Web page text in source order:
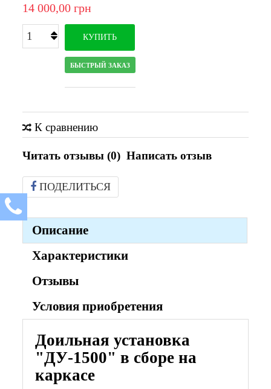
14 000,00 грн
КУПИТЬ
БЫСТРЫЙ ЗАКАЗ
К сравнению
Читать отзывы (0) Написать отзыв
ПОДЕЛИТЬСЯ
Описание
Характеристики
Отзывы
Условия приобретения
Доильная установка
"ДУ-1500" в сборе на
каркасе